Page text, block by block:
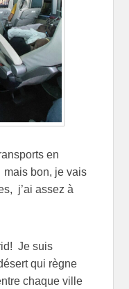
en
mais bon, je vais
j’ai assez à
Je suis
qui règne
chaque ville